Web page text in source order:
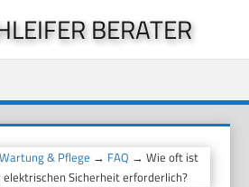
BERATER
Wartung & Pflege → FAQ → Wie oft ist
Sicherheit erforderlich?